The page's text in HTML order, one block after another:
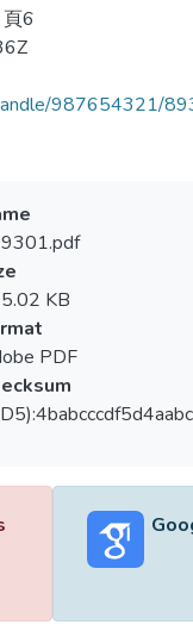
6
987654321/
KB
PDF